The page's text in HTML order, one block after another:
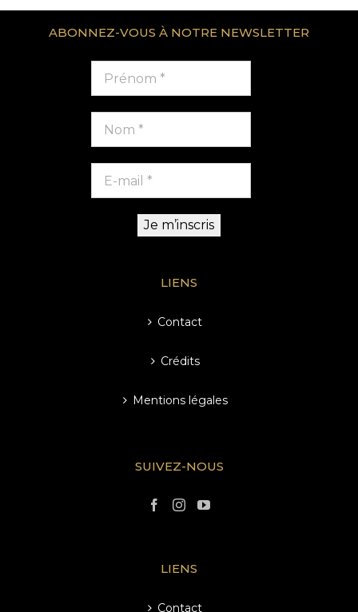
ABONNEZ-VOUS À NOTRE NEWSLETTER
LIENS
Contact
Crédits
Mentions légales
SUIVEZ-NOUS
LIENS
Contact